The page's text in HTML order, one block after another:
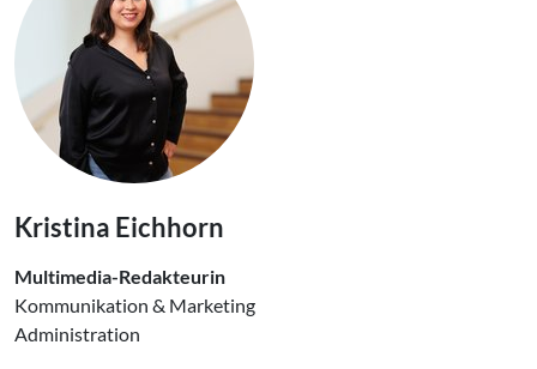
Kristina Eichhorn
Multimedia-Redakteurin
Kommunikation & Marketing
Administration